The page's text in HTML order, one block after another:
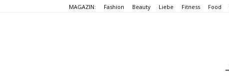
MAGAZIN: Fashion Beauty Liebe Fitness Food